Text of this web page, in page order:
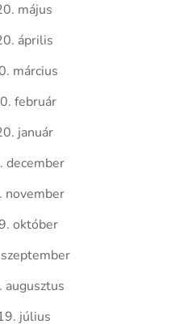
május
április
március
február
január
december
november
október
augusztus
július